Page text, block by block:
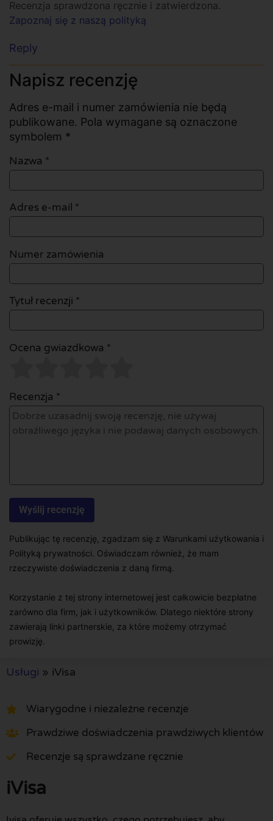
Recenzja sprawdzona ręcznie i zatwierdzona.
Zapoznaj się z naszą polityką
Reply
Napisz recenzję
Adres e-mail i numer zamówienia nie będą
publikowane. Pola wymagane są oznaczone
symbolem *
Nazwa *
Adres e-mail *
Numer zamówienia
Tytuł recenzji *
Ocena gwiazdkowa *
Recenzja *
Publikując tę recenzję, zgadzam się z Warunkami użytkowania i
Polityką prywatności. Oświadczam również, że mam
rzeczywiste doświadczenia z daną firmą.
Korzystanie z tej strony internetowej jest całkowicie bezpłatne
zarówno dla firm, jak i użytkowników. Dlatego niektóre strony
zawierają linki partnerskie, za które możemy otrzymać
prowizję.
Usługi » iVisa
Wiarygodne i niezależne recenzje
Prawdziwe doświadczenia prawdziwych klientów
Recenzje są sprawdzane ręcznie
iVisa